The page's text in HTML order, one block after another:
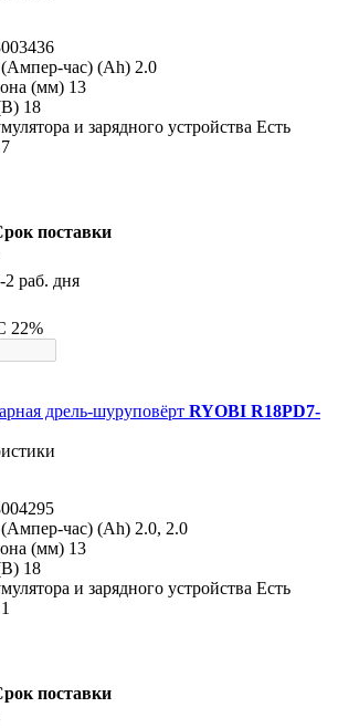
час) (Ah) 2.0
(мм) 13
18
и зарядного устройства Есть
поставки
2 раб. дня
22%
дрель-шуруповёрт RYOBI R18PD7-
час) (Ah) 2.0, 2.0
(мм) 13
18
и зарядного устройства Есть
поставки